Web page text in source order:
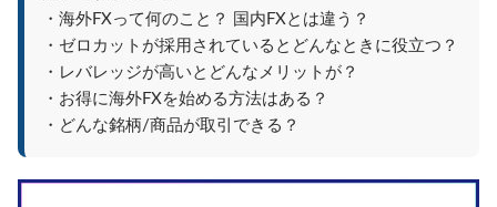
・海外FXって何のこと？ 国内FXとは違う？
・ゼロカットが採用されているとどんなときに役立つ？
・レバレッジが高いとどんなメリットが？
・お得に海外FXを始める方法はある？
・どんな銘柄/商品が取引できる？